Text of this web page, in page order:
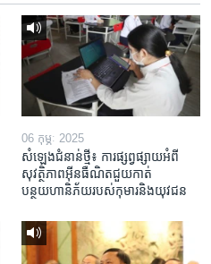
06 កុម្ភៈ 2025
សំឡេងជំនាន់ថ្មី៖ ការផ្សព្វផ្សាយអំពី
សុវត្ថិភាពអ៊ីនធឺណិតជួយកាត់
បន្ថយហានិភ័យរបស់កុមារនិងយុវជន